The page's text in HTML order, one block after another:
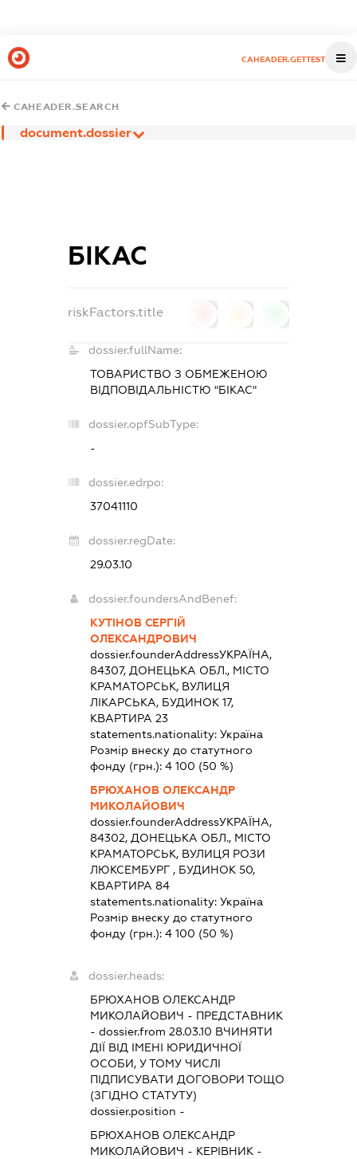
CAHEADER.GETTEST
CAHEADER.SEARCH
document.dossier
БІКАС
riskFactors.title
dossier.fullName:
ТОВАРИСТВО З ОБМЕЖЕНОЮ
ВІДПОВІДАЛЬНІСТЮ "БІКАС"
dossier.opfSubType:
-
dossier.edrpo:
37041110
dossier.regDate:
29.03.10
dossier.foundersAndBenef:
КУТІНОВ СЕРГІЙ
ОЛЕКСАНДРОВИЧ
dossier.founderAddressУКРАЇНА,
84307, ДОНЕЦЬКА ОБЛ., МІСТО
КРАМАТОРСЬК, ВУЛИЦЯ
ЛІКАРСЬКА, БУДИНОК 17,
КВАРТИРА 23
statements.nationality:Україна
Розмір внеску до статутного
фонду (грн.):4 100 (50 %)
БРЮХАНОВ ОЛЕКСАНДР
МИКОЛАЙОВИЧ
dossier.founderAddressУКРАЇНА,
84302, ДОНЕЦЬКА ОБЛ., МІСТО
КРАМАТОРСЬК, ВУЛИЦЯ РОЗИ
ЛЮКСЕМБУРГ , БУДИНОК 50,
КВАРТИРА 84
statements.nationality:Україна
Розмір внеску до статутного
фонду (грн.):4 100 (50 %)
dossier.heads:
БРЮХАНОВ ОЛЕКСАНДР
МИКОЛАЙОВИЧ - ПРЕДСТАВНИК
- dossier.from 28.03.10 ВЧИНЯТИ
ДІЇ ВІД ІМЕНІ ЮРИДИЧНОЇ
ОСОБИ, У ТОМУ ЧИСЛІ
ПІДПИСУВАТИ ДОГОВОРИ ТОЩО
(ЗГІДНО СТАТУТУ)
dossier.position -
БРЮХАНОВ ОЛЕКСАНДР
МИКОЛАЙОВИЧ - КЕРІВНИК -